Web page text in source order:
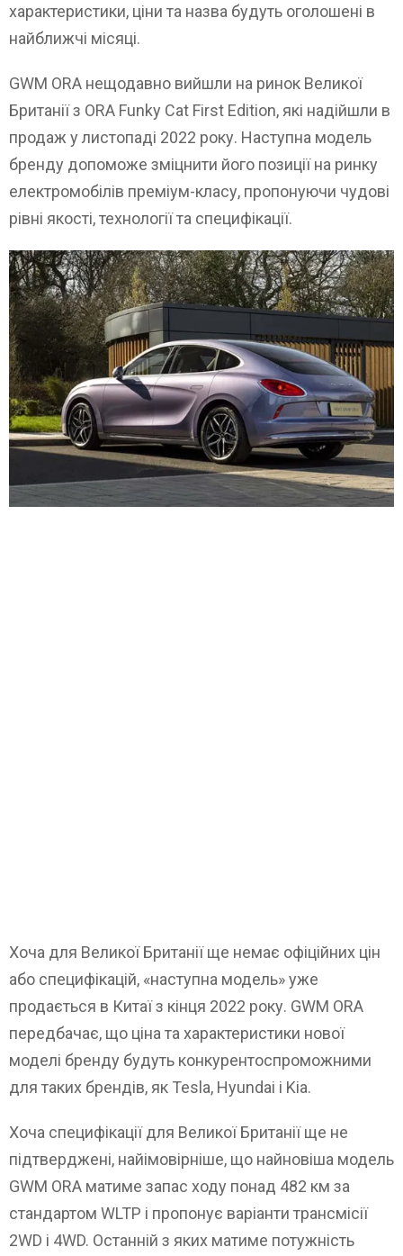
характеристики, ціни та назва будуть оголошені в
найближчі місяці.
GWM ORA нещодавно вийшли на ринок Великої
Британії з ORA Funky Cat First Edition, які надійшли в
продаж у листопаді 2022 року. Наступна модель
бренду допоможе зміцнити його позиції на ринку
електромобілів преміум-класу, пропонуючи чудові
рівні якості, технології та специфікації.
Хоча для Великої Британії ще немає офіційних цін
або специфікацій, «наступна модель» уже
продається в Китаї з кінця 2022 року. GWM ORA
передбачає, що ціна та характеристики нової
моделі бренду будуть конкурентоспроможними
для таких брендів, як Tesla, Hyundai і Kia.
Хоча специфікації для Великої Британії ще не
підтверджені, найімовірніше, що найновіша модель
GWM ORA матиме запас ходу понад 482 км за
стандартом WLTP і пропонує варіанти трансмісії
2WD і 4WD. Останній з яких матиме потужність